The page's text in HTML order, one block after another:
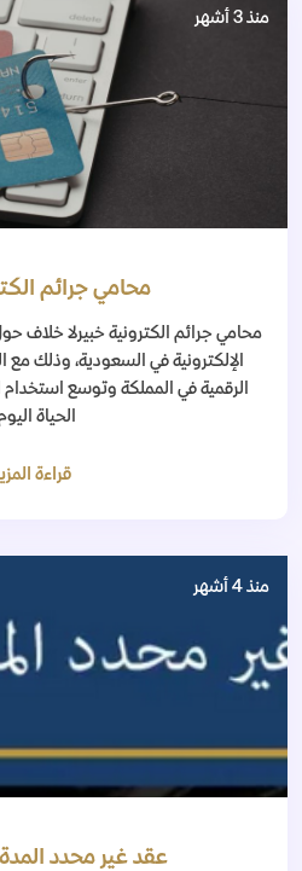
منذ 3 أشهر
محامي جرائم
محامي جرائم الكترونية خبيرلا خلاف
الإلكترونية في السعودية، وذلك مع
الرقمية في المملكة وتوسع
الحياة
قراءة
منذ 4 أشهر
عقد غير محدد